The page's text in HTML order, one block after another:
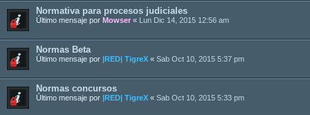
Normativa para procesos judiciales
Último mensaje por Mowser « Lun Dic 14, 2015 12:56 am
Normas Beta
Último mensaje por |RED| TigreX « Sab Oct 10, 2015 5:37 pm
Normas concursos
Último mensaje por |RED| TigreX « Sab Oct 10, 2015 5:33 pm